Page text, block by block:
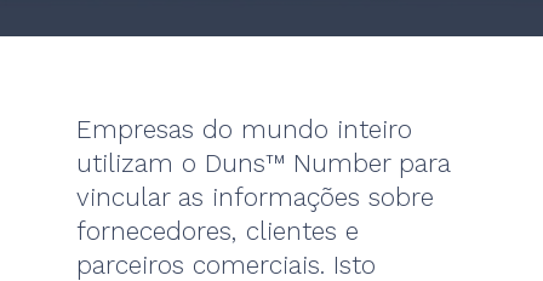
Empresas do mundo inteiro
utilizam o Duns™ Number para
vincular as informações sobre
fornecedores, clientes e
parceiros comerciais. Isto